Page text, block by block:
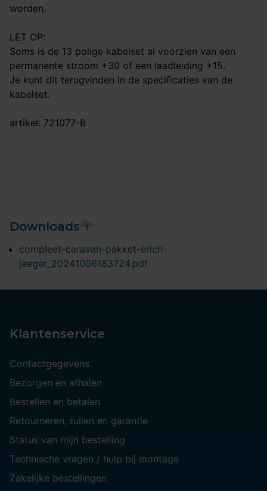
worden.
LET OP:
Soms is de 13 polige kabelset al voorzien van een
permanente stroom +30 of een laadleiding +15.
Je kunt dit terugvinden in de specificaties van de
kabelset.
artikel: 721077-B
Downloads
compleet-caravan-pakket-erich-
jaeger_20241006183724.pdf
Klantenservice
Contactgegevens
Bezorgen en afhalen
Bestellen en betalen
Retourneren, ruilen en garantie
Status van mijn bestelling
Technische vragen / hulp bij montage
Zakelijke bestellingen